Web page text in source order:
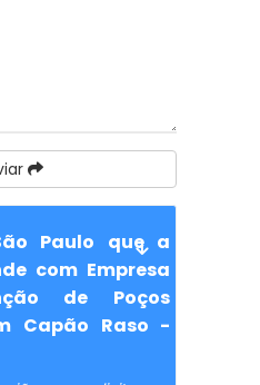
Paulo que a
com Empresa
de Poços
Capão Raso -